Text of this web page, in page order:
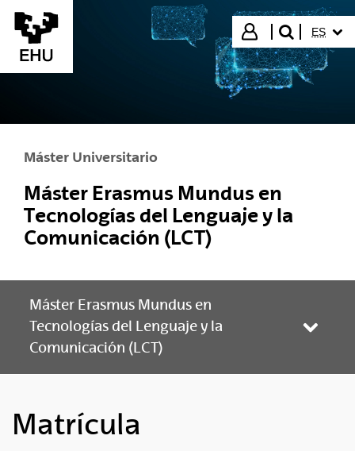
Saltar al contenido principal
Iniciar sesión
buscar"
ES
Máster Universitario
Máster Erasmus Mundus en
Tecnologías del Lenguaje y la
Comunicación (LCT)
Máster Erasmus Mundus en
Tecnologías del Lenguaje y la
Comunicación (LCT)
Matrícula